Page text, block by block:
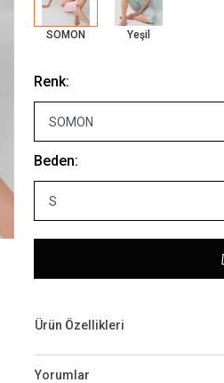
SOMON Yeşil
Renk:
Beden:
Ürün Özellikleri
Yorumlar